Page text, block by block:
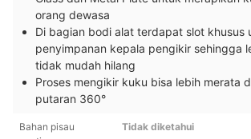
orang dewasa
Di bagian bodi alat terdapat slot khusus
penyimpanan kepala pengikir sehingga
tidak mudah hilang
Proses mengikir kuku bisa lebih merata
putaran 360°
Bahan pisau
Tidak diketahui